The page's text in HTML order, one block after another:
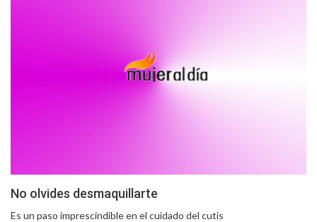
No olvides desmaquillarte
Es un paso imprescindible en el cuidado del cutis